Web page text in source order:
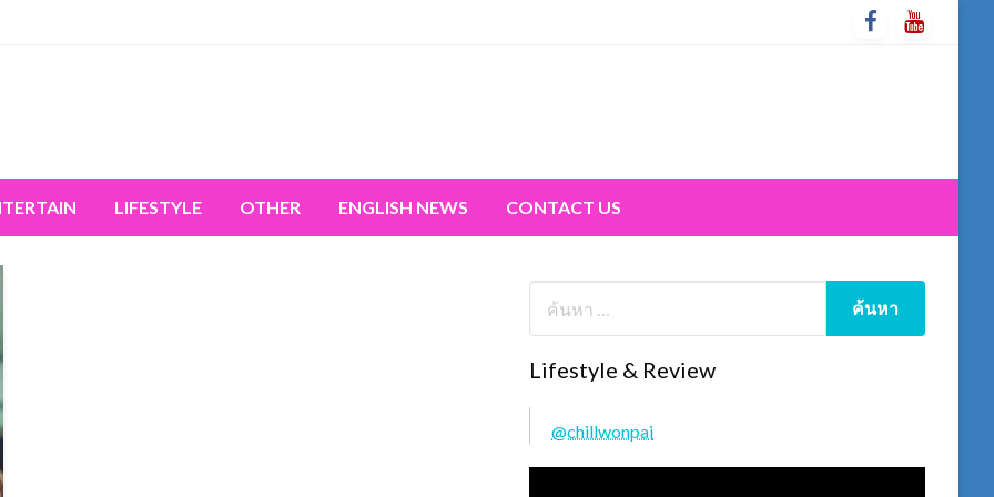
LIFESTYLE OTHER ENGLISH NEWS CONTACT US
Lifestyle & Review
@chillwonpai